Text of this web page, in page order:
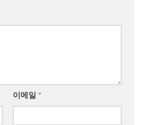
이메일 *